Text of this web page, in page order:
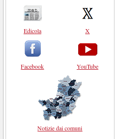
Edicola
Facebook
X
YouTube
Notizie dai comuni